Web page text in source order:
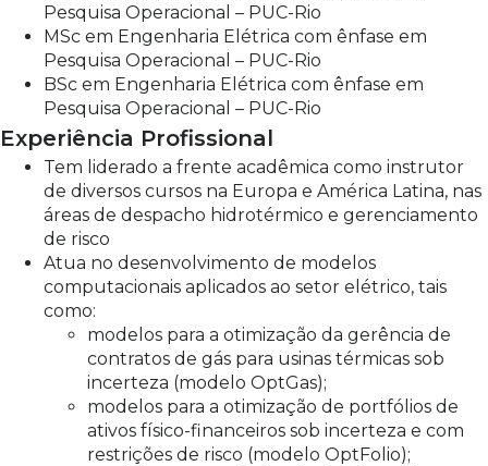
Pesquisa Operacional – PUC-Rio
MSc em Engenharia Elétrica com ênfase em
Pesquisa Operacional – PUC-Rio
BSc em Engenharia Elétrica com ênfase em
Pesquisa Operacional – PUC-Rio
Experiência Profissional
Tem liderado a frente acadêmica como instrutor
de diversos cursos na Europa e América Latina, nas
áreas de despacho hidrotérmico e gerenciamento
de risco
Atua no desenvolvimento de modelos
computacionais aplicados ao setor elétrico, tais
como:
modelos para a otimização da gerência de
contratos de gás para usinas térmicas sob
incerteza (modelo OptGas);
modelos para a otimização de portfólios de
ativos físico-financeiros sob incerteza e com
restrições de risco (modelo OptFolio);